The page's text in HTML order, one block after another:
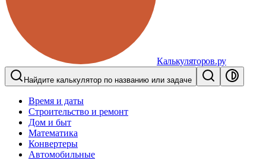
Калькуляторов.ру
Найдите калькулятор по названию или задаче
Время и даты
Строительство и ремонт
Дом и быт
Математика
Конвертеры
Автомобильные